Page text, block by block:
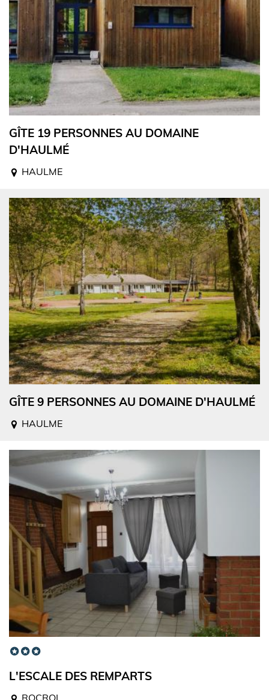
GÎTE 19 PERSONNES AU DOMAINE
D'HAULMÉ
HAULME
GÎTE 9 PERSONNES AU DOMAINE D'HAULMÉ
HAULME
L'ESCALE DES REMPARTS
ROCROI